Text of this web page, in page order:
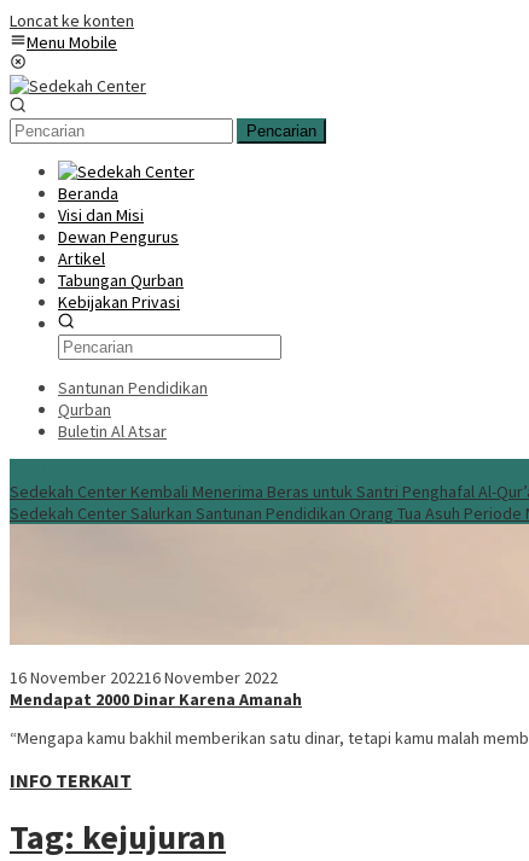
Loncat ke konten
Menu Mobile
Pencarian
Beranda
Visi dan Misi
Dewan Pengurus
Artikel
Tabungan Qurban
Kebijakan Privasi
Santunan Pendidikan
Qurban
Buletin Al Atsar
Sedekah Center Kembali Menerima Beras untuk Santri Penghafal Al-
Sedekah Center Salurkan Santunan Pendidikan Orang Tua Asuh Periode
16 November 202216 November 2022
Mendapat 2000 Dinar Karena Amanah
“Mengapa kamu bakhil memberikan satu dinar, tetapi kamu malah
INFO TERKAIT
Tag: kejujuran